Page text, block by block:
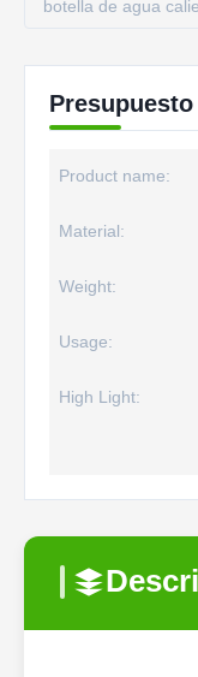
botella de agua
Presupuesto
Product name:
Material:
Weight:
Usage:
High Light: